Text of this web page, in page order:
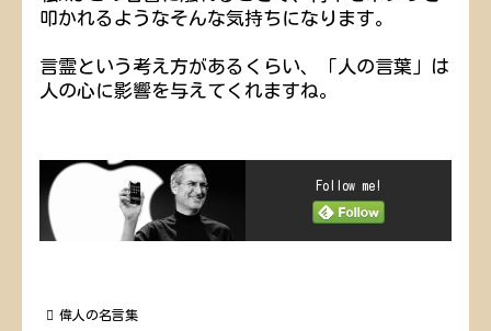
叩かれるようなそんな気持ちになります。
言霊という考え方があるくらい、「人の言葉」は
人の心に影響を与えてくれますね。
Follow me!
偉人の名言集